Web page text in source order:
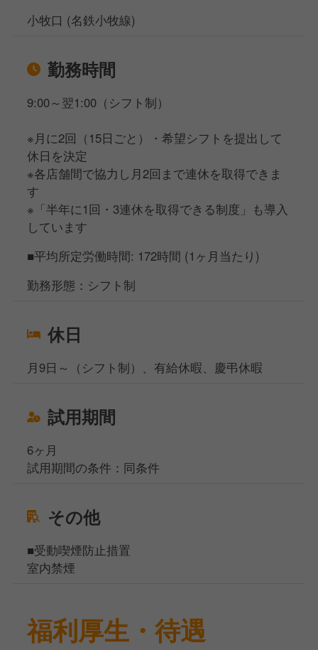
小牧口 (名鉄小牧線)
勤務時間
9:00～翌1:00（シフト制）
※月に2回（15日ごと）・希望シフトを提出して
休日を決定
※各店舗間で協力し月2回まで連休を取得できま
す
※「半年に1回・3連休を取得できる制度」も導入
しています
■平均所定労働時間: 172時間 (1ヶ月当たり)
勤務形態：シフト制
休日
月9日～（シフト制）、有給休暇、慶弔休暇
試用期間
6ヶ月
試用期間の条件：同条件
その他
■受動喫煙防止措置
室内禁煙
福利厚生・待遇